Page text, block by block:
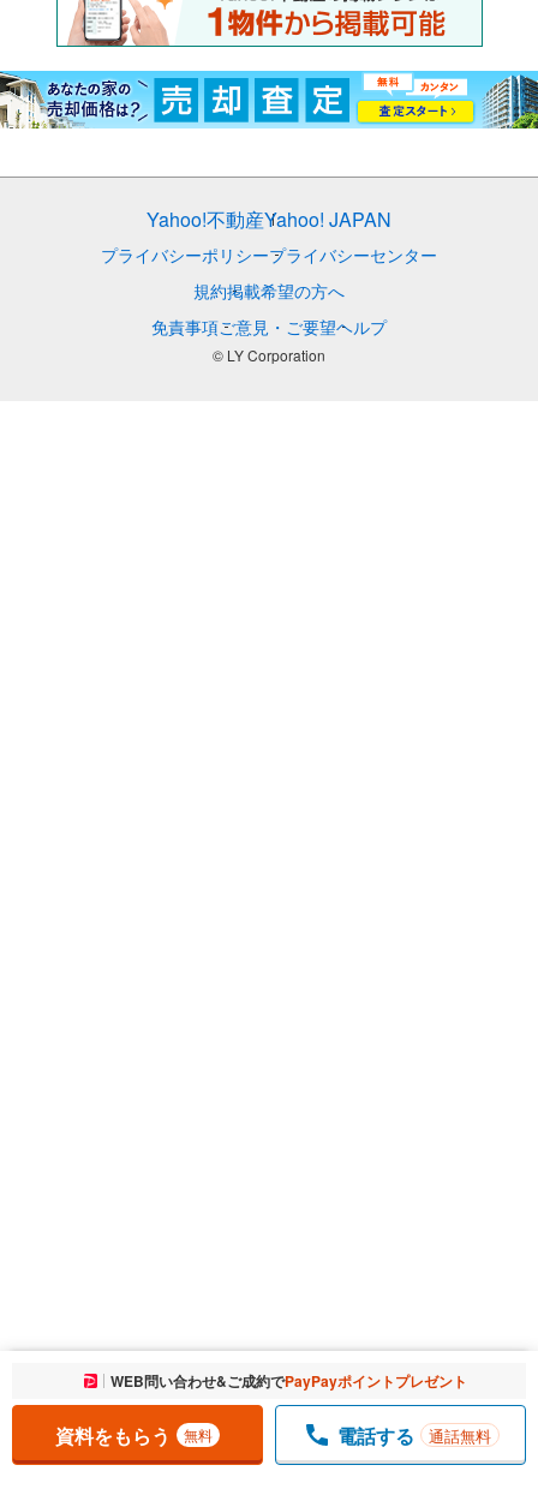
お気に入りに追加しました。 一覧を開く
WEB問い合わせ&ご成約でPayPayポイントプレゼント
資料をもらう 無料 電話する 通話無料
Yahoo!不動産Yahoo! JAPAN
プライバシーポリシープライバシーセンター
規約掲載希望の方へ
免責事項ご意見・ご要望ヘルプ
© LY Corporation